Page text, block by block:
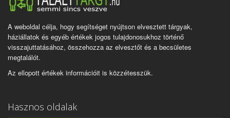
A weboldal célja, hogy segítséget nyújtson elvesztett tárgyak,
háziállatok és egyéb értékek jogos tulajdonosukhoz történő
visszajuttatásához, összehozza az elvesztőt és a becsületes
megtalálót.
Az ellopott értékek információit is közzétesszük.
Hasznos oldalak